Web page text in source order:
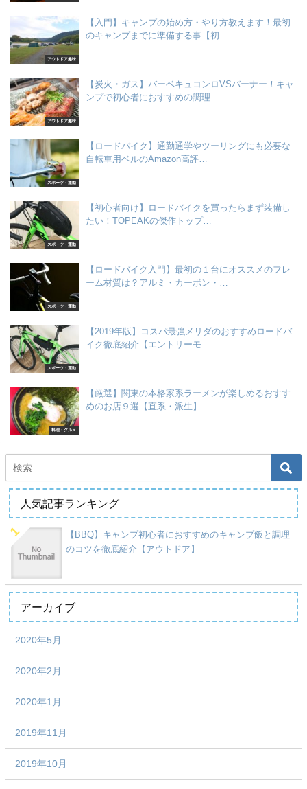
アウトドア趣味
【入門】キャンプの始め方・やり方教えます！最初
のキャンプまでに準備する事【初…
アウトドア趣味
【炭火・ガス】バーベキュコンロVSバーナー！キャ
ンプで初心者におすすめの調理…
スポーツ・運動
【ロードバイク】通勤通学やツーリングにも必要な
自転車用ベルのAmazon高評…
スポーツ・運動
【初心者向け】ロードバイクを買ったらまず装備し
たい！TOPEAKの傑作トップ…
スポーツ・運動
【ロードバイク入門】最初の１台にオススメのフレ
ーム材質は？アルミ・カーボン・…
スポーツ・運動
【2019年版】コスパ最強メリダのおすすめロードバ
イク徹底紹介【エントリーモ…
料理・グルメ
【厳選】関東の本格家系ラーメンが楽しめるおすす
めのお店９選【直系・派生】
人気記事ランキング
【BBQ】キャンプ初心者におすすめのキャンプ飯と調理
のコツを徹底紹介【アウトドア】
アーカイブ
2020年5月
2020年2月
2020年1月
2019年11月
2019年10月